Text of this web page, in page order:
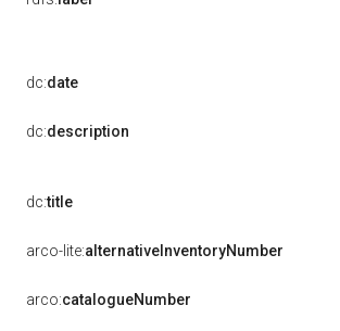
dc:date
dc:description
dc:title
arco-lite:alternativeInventoryNumber
arco:catalogueNumber